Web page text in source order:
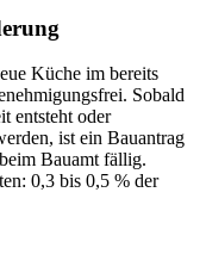
Küche im bereits
Sobald
entsteht oder
ist ein Bauantrag
Bauamt fällig.
0,3 bis 0,5 % der